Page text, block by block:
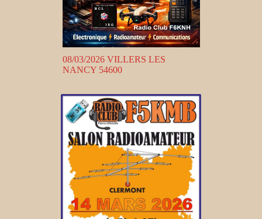
08/03/2026 VILLERS LES
NANCY 54600